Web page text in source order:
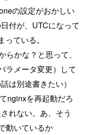
の設定がおかしい
付が、UTCになって
ている。
かな？と思って、
ラメータ変更）して
は別途書きたい）
nginxを再起動だろ
れない。あ、そう
動いているか